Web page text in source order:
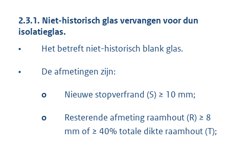
2.3.1. Niet-historisch glas vervangen voor dun
isolatieglas.
•
Het betreft niet-historisch blank glas.
• De afmetingen zijn:
o Nieuwe stopverfrand (S) ≥ 10 mm;
o
Resterende afmeting raamhout (R) ≥ 8
mm of ≥ 40% totale dikte raamhout (T);